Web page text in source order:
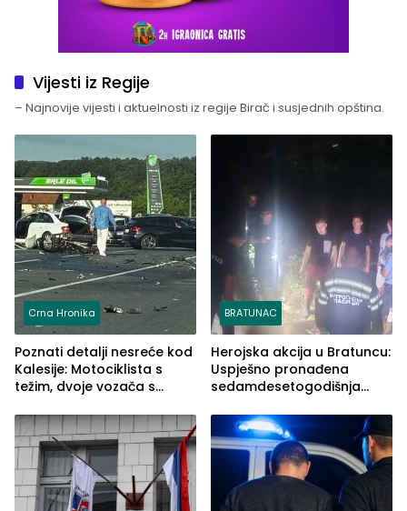
Vijesti iz Regije
– Najnovije vijesti i aktuelnosti iz regije Birač i susjednih opština.
Crna Hronika
Poznati detalji nesreće kod
Kalesije: Motociklista s
težim, dvoje vozača s
BRATUNAC
Herojska akcija u Bratuncu:
Uspješno pronađena
sedamdesetogodišnja
Kravice.